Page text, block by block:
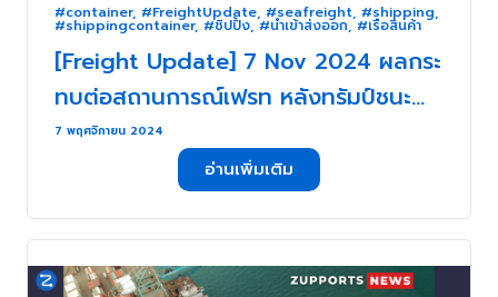
#container, #FreightUpdate, #seafreight, #shipping,
#shippingcontainer, #ชิปปิ้ง,#นำเข้าส่งออก,#เรือสินค้า
[Freight Update] 7 Nov 2024 ผลกระ
ทบต่อสถานการณ์เฟรท หลังทรัมป์ชนะ
การเลือกตั้ง . . .
7 พฤศจิกายน 2024
อ่านเพิ่มเติม